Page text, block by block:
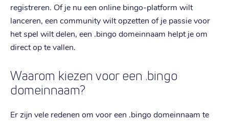
registreren. Of je nu een online bingo-platform wilt
lanceren, een community wilt opzetten of je passie voor
het spel wilt delen, een .bingo domeinnaam helpt je om
direct op te vallen.
Waarom kiezen voor een .bingo
domeinnaam?
Er zijn vele redenen om voor een .bingo domeinnaam te